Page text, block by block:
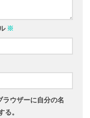
※
ウザーに自分の名
。